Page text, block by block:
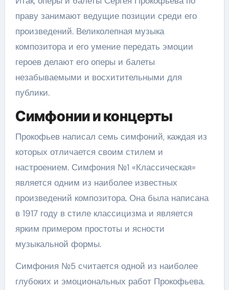
праву занимают ведущие позиции среди его
произведений. Великолепная музыка
композитора и его умение передать эмоции
героев делают его оперы и балеты
незабываемыми и восхитительными для
публики.
Симфонии и концерты
Прокофьев написал семь симфоний, каждая из
которых отличается своим стилем и
настроением. Симфония №1 «Классическая»
является одним из наиболее известных
произведений композитора. Она была написана
в 1917 году в стиле классицизма и является
ярким примером простоты и ясности
музыкальной формы.
Симфония №5 считается одной из наиболее
глубоких и эмоциональных работ Прокофьева.